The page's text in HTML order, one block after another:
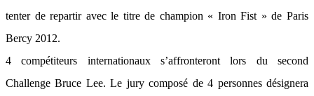
tenter de repartir avec le titre de champion « Iron Fist » de Paris
Bercy 2012.
4 compétiteurs internationaux s’affronteront lors du second
Challenge Bruce Lee. Le jury composé de 4 personnes désignera